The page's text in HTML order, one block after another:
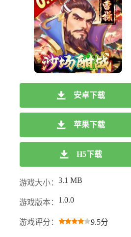
安卓下载
苹果下载
H5下载
游戏大小： 3.1 MB
游戏版本： 1.0.0
游戏评分： 9.5分